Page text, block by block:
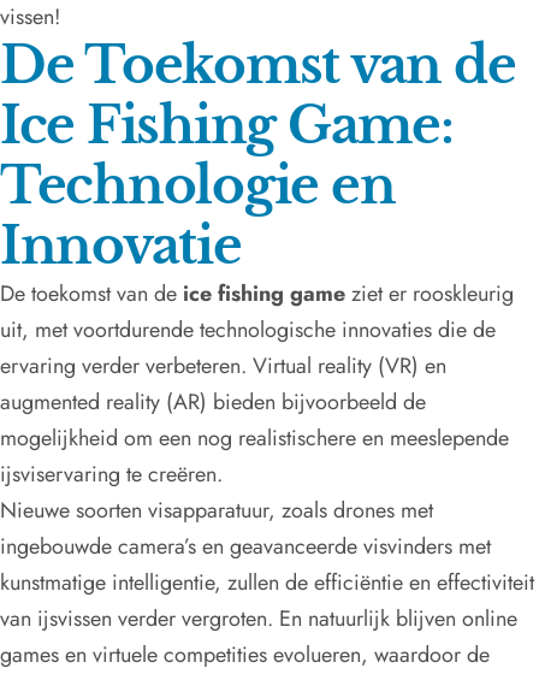
vissen!
De Toekomst van de
Ice Fishing Game:
Technologie en
Innovatie
De toekomst van de ice fishing gameziet er rooskleurig
uit, met voortdurende technologische innovaties die de
ervaring verder verbeteren. Virtual reality (VR) en
augmented reality (AR) bieden bijvoorbeeld de
mogelijkheid om een nog realistischere en meeslepende
ijsviservaring te creëren.
Nieuwe soorten visapparatuur, zoals drones met
ingebouwde camera’s en geavanceerde visvinders met
kunstmatige intelligentie, zullen de efficiëntie en effectiviteit
van ijsvissen verder vergroten. En natuurlijk blijven online
games en virtuele competities evolueren, waardoor de